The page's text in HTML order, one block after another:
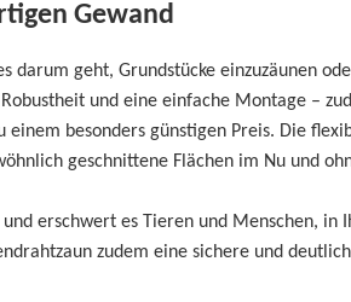
Gewand
geht, Grundstücke einzuzäunen
und eine einfache Montage –
besonders günstigen Preis. Die
geschnittene Flächen im Nu und
erschwert es Tieren und Menschen, in
zudem eine sichere und